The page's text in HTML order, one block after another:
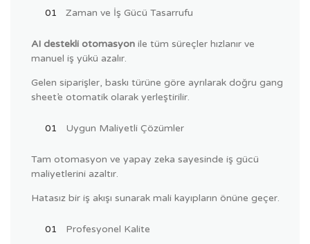
Zaman ve İş Gücü Tasarrufu
AI destekli otomasyon ile tüm süreçler hızlanır ve
manuel iş yükü azalır.
Gelen siparişler, baskı türüne göre ayrılarak doğru gang
sheet’e otomatik olarak yerleştirilir.
Uygun Maliyetli Çözümler
Tam otomasyon ve yapay zeka sayesinde iş gücü
maliyetlerini azaltır.
Hatasız bir iş akışı sunarak mali kayıpların önüne geçer.
Profesyonel Kalite